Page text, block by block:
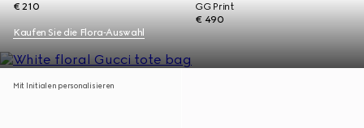
€ 210
GG Print
€ 490
Kaufen Sie die Flora‑Auswahl
Mit Initialen personalisieren